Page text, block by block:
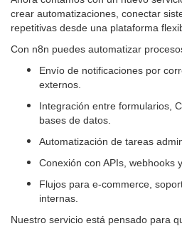
crear automatizaciones, conectar
repetitivas desde una plataforma
Con n8n puedes automatizar
Envío de notificaciones por
externos.
Integración entre formularios,
bases de datos.
Automatización de tareas
Conexión con APIs, webhooks
Flujos para e-commerce,
internas.
Nuestro servicio está pensado para